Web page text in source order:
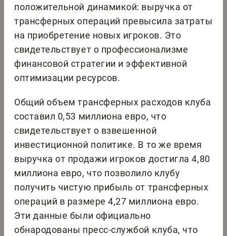
положительной динамикой: выручка от
трансферных операций превысила затраты
на приобретение новых игроков. Это
свидетельствует о профессионализме
финансовой стратегии и эффективной
оптимизации ресурсов.
Общий объем трансферных расходов клуба
составил 0,53 миллиона евро, что
свидетельствует о взвешенной
инвестиционной политике. В то же время
выручка от продажи игроков достигла 4,80
миллиона евро, что позволило клубу
получить чистую прибыль от трансферных
операций в размере 4,27 миллиона евро.
Эти данные были официально
обнародованы пресс-службой клуба, что